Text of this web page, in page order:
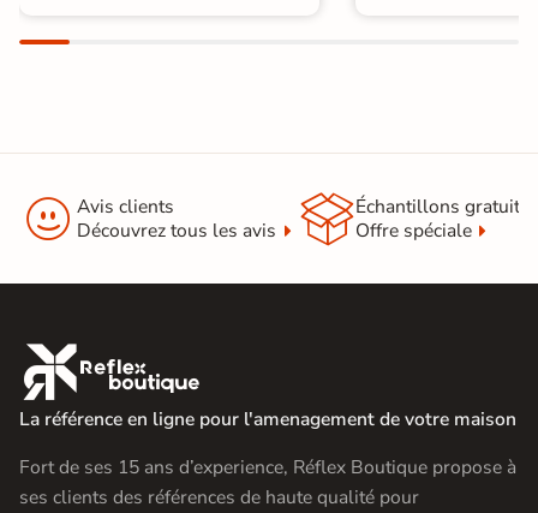
 Avis clients
Découvrez tous les avis
Échantillons gratuit
Offre spéciale

La référence en ligne pour l'amenagement de votre maison
Fort de ses 15 ans d’experience, Réflex Boutique propose à
ses clients des références de haute qualité pour